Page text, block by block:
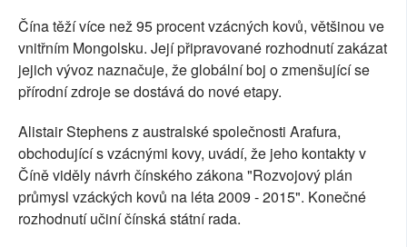
Čína těží více než 95 procent vzácných kovů, většinou ve
vnitřním Mongolsku. Její připravované rozhodnutí zakázat
jejich vývoz naznačuje, že globální boj o zmenšující se
přírodní zdroje se dostává do nové etapy.
Alistair Stephens z australské společnosti Arafura,
obchodující s vzácnými kovy, uvádí, že jeho kontakty v
Číně viděly návrh čínského zákona "Rozvojový plán
průmysl vzáckých kovů na léta 2009 - 2015". Konečné
rozhodnutí učiní čínská státní rada.